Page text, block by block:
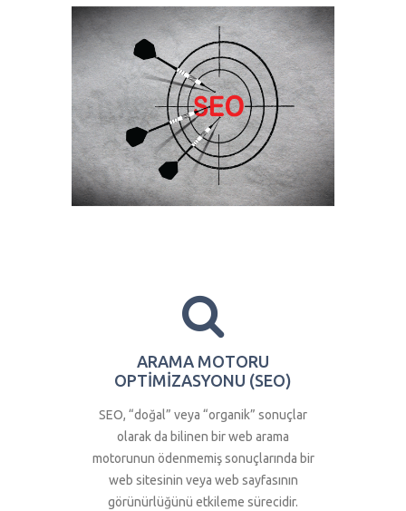
ARAMA MOTORU
OPTİMİZASYONU (SEO)
SEO, “doğal” veya “organik” sonuçlar
olarak da bilinen bir web arama
motorunun ödenmemiş sonuçlarında bir
web sitesinin veya web sayfasının
görünürlüğünü etkileme sürecidir.